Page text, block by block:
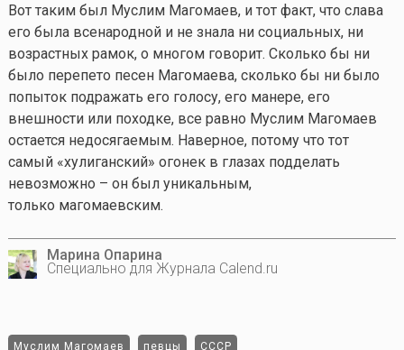
Вот таким был Муслим Магомаев, и тот факт, что слава
его была всенародной и не знала ни социальных, ни
возрастных рамок, о многом говорит. Сколько бы ни
было перепето песен Магомаева, сколько бы ни было
попыток подражать его голосу, его манере, его
внешности или походке, все равно Муслим Магомаев
остается недосягаемым. Наверное, потому что тот
самый «хулиганский» огонек в глазах подделать
невозможно – он был уникальным,
только магомаевским.
Марина Опарина
Специально для Журнала Calend.ru
Муслим Магомаев певцы СССР